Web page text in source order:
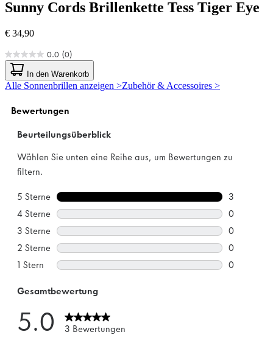
Sunny Cords Brillenkette Tess Tiger Eye
€ 34,90
0.0 (0)
0.0
von
5
Sternen.
In den Warenkorb
Alle Sonnenbrillen anzeigen >Zubehör & Accessoires >